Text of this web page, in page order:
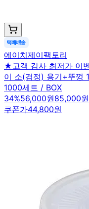
에이치제이팩토리
★고객 감사 최저가 이
이 소(검정) 용기+뚜껑
1000세트 / BOX
34%56,000원85,000원
쿠폰가44,800원